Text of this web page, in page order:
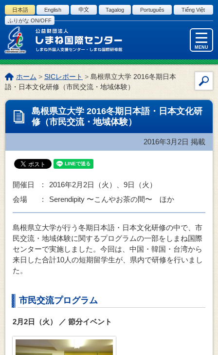
このページの本文へ
日本語 English 中文 Tagalog Português
Tiếng Việt
ふりがな ON/OFF
MENU
イ
索
こ
の
ペ
ホーム >SICレポート> 島根県立大学 2016冬期日本
語・日本文化研修（市民交流・地域体験）
島根県立大学 2016冬期日本語・日本文化研
修（市民交流・地域体験）
2016年3月2日 掲載
開催日 :
2016年2月2日（火）、9日（火）
会場 :
Serendipity 〜こんやお茶の間〜 ほか
島根県立大学が行う冬期日本語・日本文化研修の中で、市
民交流・地域体験に関するプログラムの一部をしまね国際
センターで実施しました。今回は、中国・韓国・台湾から
来日した合計10人の短期留学生が、県内で研修を行いまし
た。
市民交流プログラム
2月2日（火） ／ 節分イベント